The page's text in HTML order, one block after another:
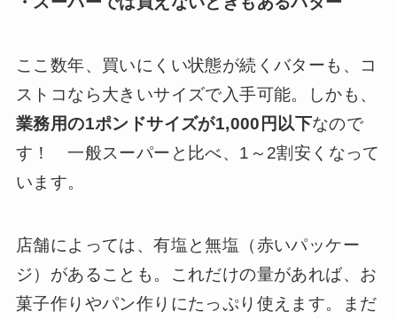
ここ数年、買いにくい状態が続くバターも、コ
ストコなら大きいサイズで入手可能。しかも、
業務用の1ポンドサイズが1,000円以下なので
す！ 一般スーパーと比べ、1～2割安くなって
います。
店舗によっては、有塩と無塩（赤いパッケー
ジ）があることも。これだけの量があれば、お
菓子作りやパン作りにたっぷり使えます。まだ